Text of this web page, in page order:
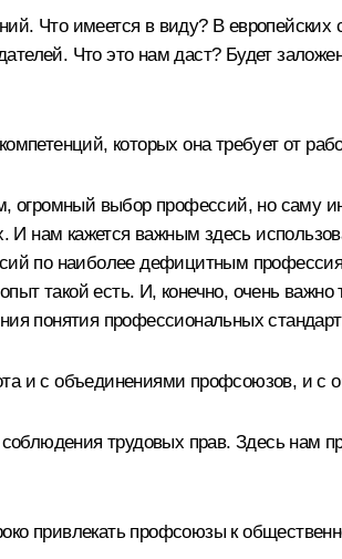
Что имеется в виду? В
Что это нам даст? Будет
которых она требует от
огромный выбор профессий, но
И нам кажется важным здесь
по наиболее дефицитным
такой есть. И, конечно, очень
понятия профессиональных
и с объединениями профсоюзов, и с
трудовых прав. Здесь нам
привлекать профсоюзы к